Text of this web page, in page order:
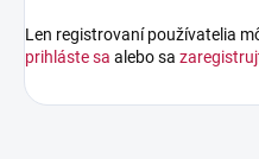
Len registrovaní používatelia
prihláste sa alebo sa